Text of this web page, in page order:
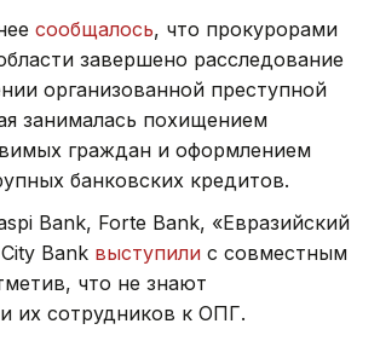
сообщалось, что прокурорами
завершено расследование
организованной преступной
занималась похищением
граждан и оформлением
банковских кредитов.
Bank, Forte Bank, «Евразийский
Bank выступили с совместным
что не знают
их сотрудников к ОПГ.